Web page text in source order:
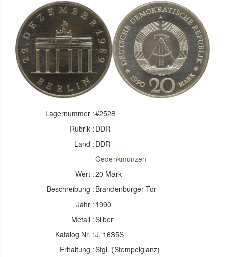
Lagernummer :#2528
Rubrik : DDR
Land : DDR
Gedenkmünzen
Wert :20 Mark
Beschreibung : Brandenburger Tor
Jahr : 1990
Metall :Silber
Katalog Nr. :J. 1635S
Erhaltung :Stgl. (Stempelglanz)